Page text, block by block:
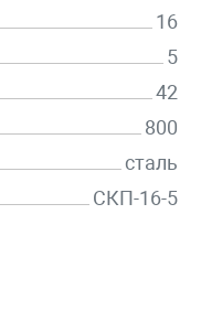
16
5
42
800
сталь
СКП-16-5